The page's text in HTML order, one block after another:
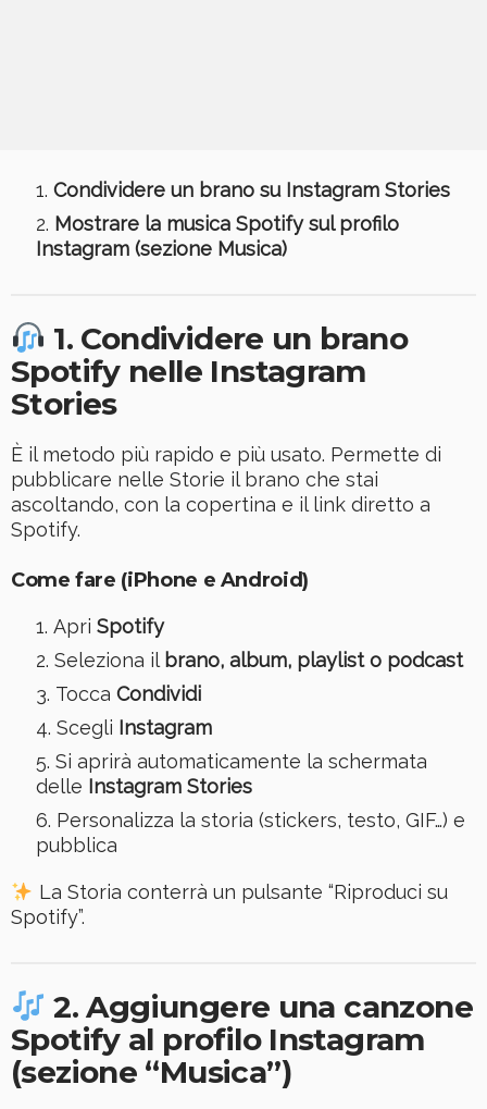
Condividere un brano su Instagram Stories
Mostrare la musica Spotify sul profilo
Instagram (sezione Musica)
1. Condividere un brano
Spotify nelle Instagram
Stories
È il metodo più rapido e più usato. Permette di
pubblicare nelle Storie il brano che stai
ascoltando, con la copertina e il link diretto a
Spotify.
Come fare (iPhone e Android)
Apri Spotify
Seleziona il brano, album, playlist o podcast
Tocca Condividi
Scegli Instagram
Si aprirà automaticamente la schermata
delle Instagram Stories
Personalizza la storia (stickers, testo, GIF…) e
pubblica
La Storia conterrà un pulsante “Riproduci su
Spotify”.
2. Aggiungere una canzone
Spotify al profilo Instagram
(sezione “Musica”)